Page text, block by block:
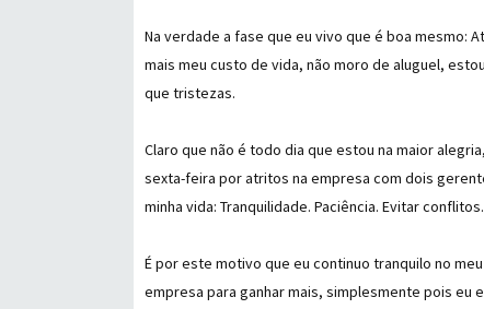
Na verdade a fase que eu vivo que é boa mesmo:
mais meu custo de vida, não moro de aluguel,
que tristezas.
Claro que não é todo dia que estou na maior
sexta-feira por atritos na empresa com dois
minha vida: Tranquilidade. Paciência. Evitar
É por este motivo que eu continuo tranquilo no
empresa para ganhar mais, simplesmente pois